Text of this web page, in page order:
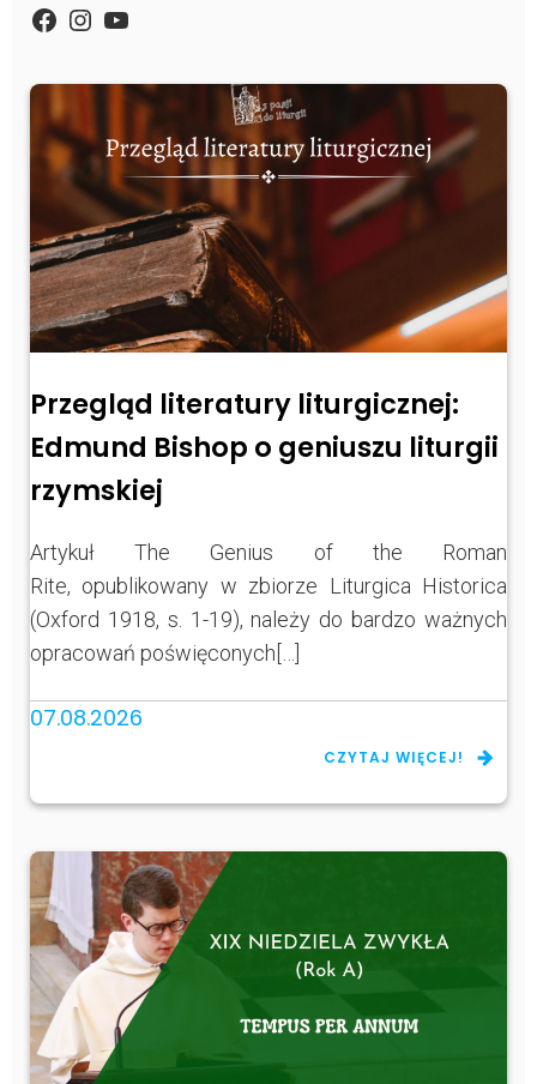
https://www.facebook.com/
Instagram
YouTube
Przegląd literatury liturgicznej:
Edmund Bishop o geniuszu liturgii
rzymskiej
Artykuł The Genius of the Roman
Rite, opublikowany w zbiorze Liturgica Historica
(Oxford 1918, s. 1-19), należy do bardzo ważnych
opracowań poświęconych[…]
07.08.2026
CZYTAJ WIĘCEJ!